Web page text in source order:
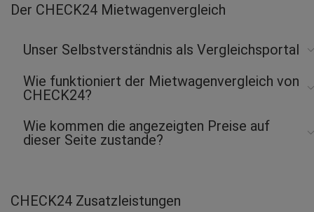
Der CHECK24 Mietwagenvergleich
Unser Selbstverständnis als Vergleichsportal
Wie funktioniert der Mietwagenvergleich von
CHECK24?
Wie kommen die angezeigten Preise auf
dieser Seite zustande?
CHECK24 Zusatzleistungen